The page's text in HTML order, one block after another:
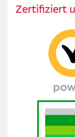
Zertifiziert